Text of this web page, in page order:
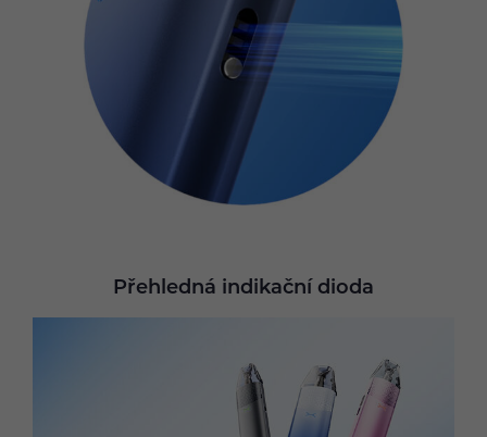
Přehledná indikační dioda